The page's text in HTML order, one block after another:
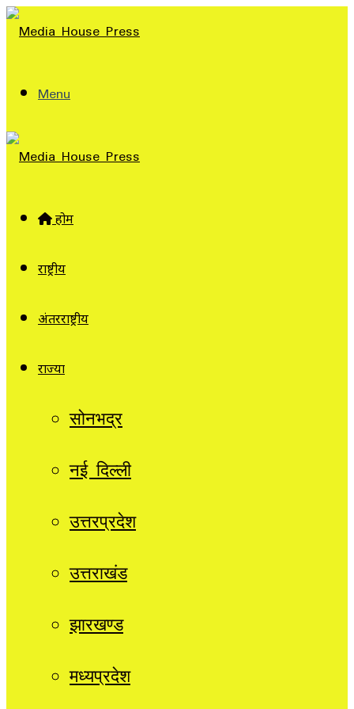
Menu
होम
राष्ट्रीय
अंतरराष्ट्रीय
राज्यों
सोनभद्र
नई दिल्ली
उत्तरप्रदेश
उत्तराखंड
झारखण्ड
मध्यप्रदेश